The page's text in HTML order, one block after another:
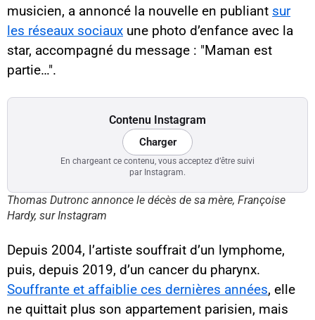
musicien, a annoncé la nouvelle en publiant sur
les réseaux sociaux une photo d’enfance avec la
star, accompagné du message : "Maman est
partie…".
Contenu Instagram
Charger
En chargeant ce contenu, vous acceptez d’être suivi
par Instagram.
Thomas Dutronc annonce le décès de sa mère, Françoise
Hardy, sur Instagram
Depuis 2004, l’artiste souffrait d’un lymphome,
puis, depuis 2019, d’un cancer du pharynx.
Souffrante et affaiblie ces dernières années, elle
ne quittait plus son appartement parisien, mais